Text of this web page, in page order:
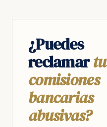
¿Puedes
reclamartu
comisiones
bancarias
abusivas?